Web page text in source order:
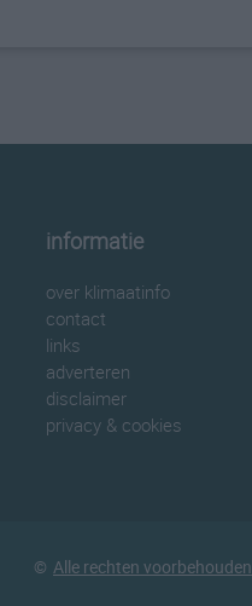
informatie
over klimaatinfo
contact
links
adverteren
disclaimer
privacy & cookies
© Alle rechten voorbehouden